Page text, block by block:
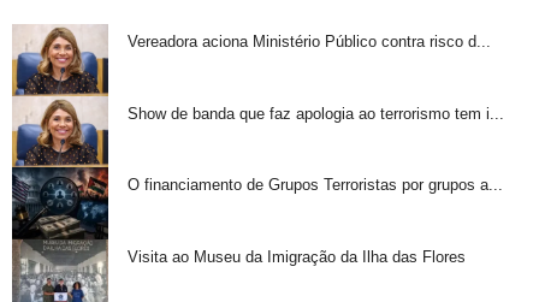
Vereadora aciona Ministério Público contra risco d...
Show de banda que faz apologia ao terrorismo tem i...
O financiamento de Grupos Terroristas por grupos a...
Visita ao Museu da Imigração da Ilha das Flores